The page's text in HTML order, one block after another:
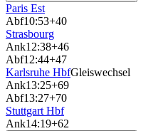
Paris Est
Abf10:53+40
Strasbourg
Ank12:38+46
Abf12:44+47
Karlsruhe HbfGleiswechsel
Ank13:25+69
Abf13:27+70
Stuttgart Hbf
Ank14:19+62